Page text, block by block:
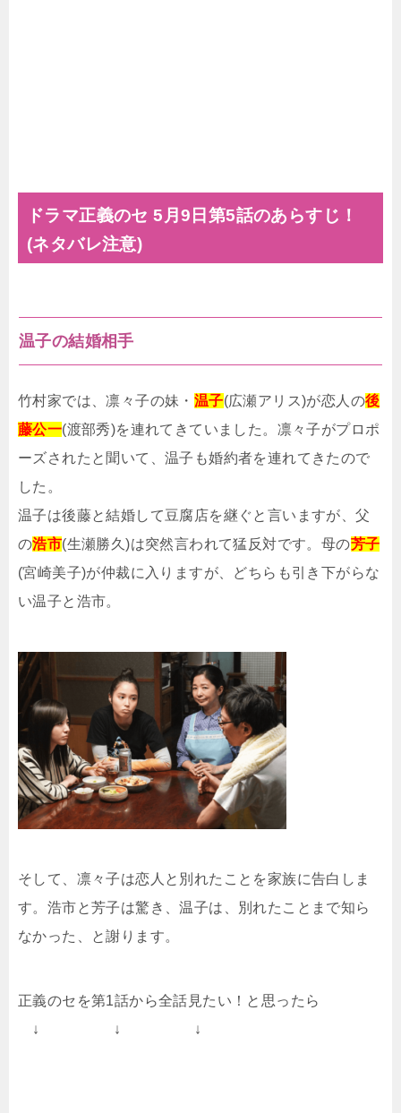
ドラマ正義のセ 5月9日第5話のあらすじ！
(ネタバレ注意)
温子の結婚相手
竹村家では、凛々子の妹・ 温子(広瀬アリス)が恋人の後
藤公一(渡部秀)を連れてきていました。凛々子がプロポ
ーズされたと聞いて、温子も婚約者を連れてきたので
した。
温子は後藤と結婚して豆腐店を継ぐと言いますが、父
の浩市(生瀬勝久)は突然言われて猛反対です。母の芳子
(宮崎美子)が仲裁に入りますが、どちらも引き下がらな
い温子と浩市。
そして、凛々子は恋人と別れたことを家族に告白しま
す。浩市と芳子は驚き、温子は、別れたことまで知ら
なかった、と謝ります。
正義のセを第1話から全話見たい！と思ったら
↓ ↓ ↓